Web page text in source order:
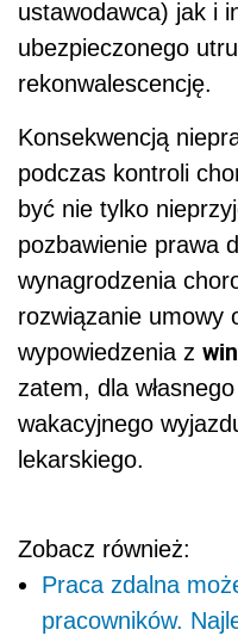
ustawodawca) jak i
ubezpieczonego
rekonwalescencję.
Konsekwencją
podczas kontroli
być nie tylko
pozbawienie prawa
wynagrodzenia
rozwiązanie umowy
wypowiedzenia z
zatem, dla
wakacyjnego
lekarskiego.
Zobacz również:
Praca zdalna
pracowników.